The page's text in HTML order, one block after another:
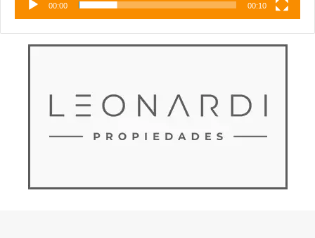
00:00 00:10